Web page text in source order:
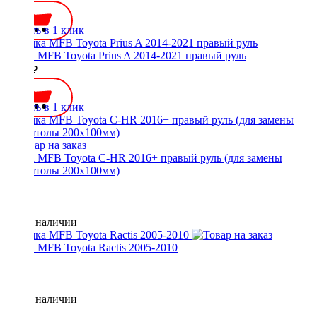
Купить в 1 клик
Рамка MFB Toyota Prius A 2014-2021 правый руль
2300 ₽
Купить в 1 клик
Рамка MFB Toyota C-HR 2016+ правый руль (для замены
магнитолы 200x100мм)
Нет в наличии
Рамка MFB Toyota Ractis 2005-2010
Нет в наличии